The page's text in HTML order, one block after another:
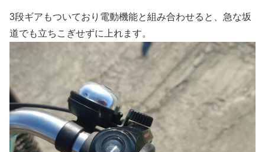
3段ギアもついており電動機能と組み合わせると、急な坂
道でも立ちこぎせずに上れます。